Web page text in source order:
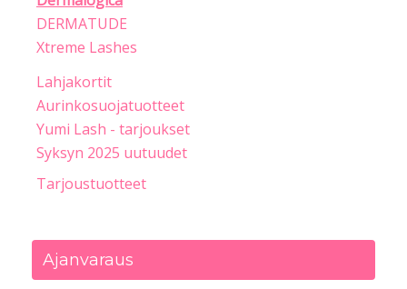
DERMATUDE
Xtreme Lashes
Lahjakortit
Aurinkosuojatuotteet
Yumi Lash - tarjoukset
Syksyn 2025 uutuudet
Tarjoustuotteet
Ajanvaraus